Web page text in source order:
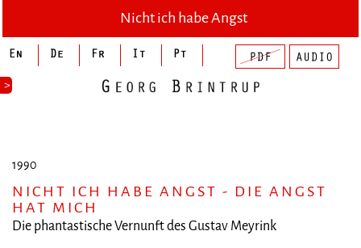
>
Nicht ich habe Angst
1990
NICHT ICH HABE ANGST - DIE ANGST
HAT MICH
Die phantastische Vernunft des Gustav Meyrink